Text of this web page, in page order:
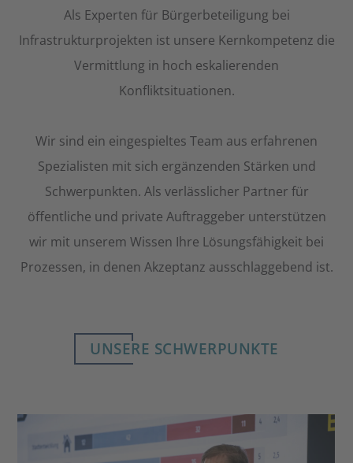
Als Experten für Bürgerbeteiligung bei
Infrastrukturprojekten ist unsere Kernkompetenz die
Vermittlung in hoch eskalierenden
Konfliktsituationen.
Wir sind ein eingespieltes Team aus erfahrenen
Spezialisten mit sich ergänzenden Stärken und
Schwerpunkten. Als verlässlicher Partner für
öffentliche und private Auftraggeber unterstützen
wir mit unserem Wissen Ihre Lösungsfähigkeit bei
Prozessen, in denen Akzeptanz ausschlaggebend ist.
UNSERE SCHWERPUNKTE